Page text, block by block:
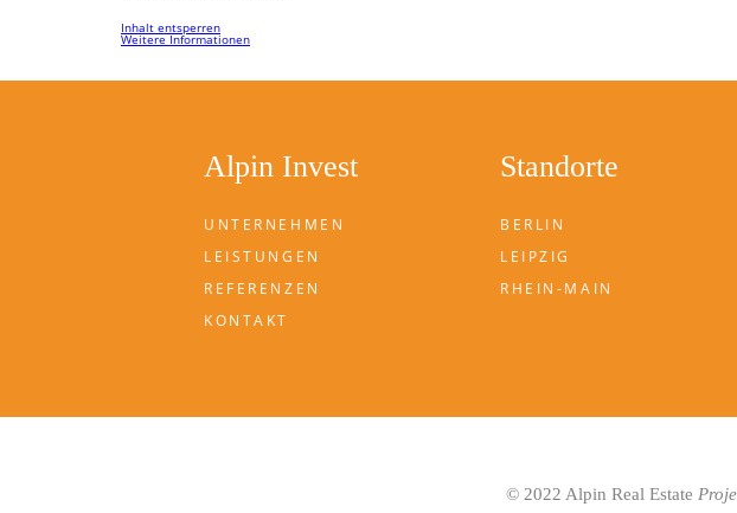
Inhalt entsperren
Weitere Informationen
Alpin Invest
UNTERNEHMEN
LEISTUNGEN
REFERENZEN
KONTAKT
Standorte
BERLIN
LEIPZIG
RHEIN-MAIN
© 2022 Alpin Real Estate